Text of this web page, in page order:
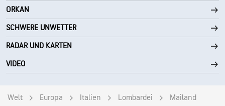
ORKAN
SCHWERE UNWETTER
RADAR UND KARTEN
VIDEO
Welt Europa Italien Lombardei Mailand